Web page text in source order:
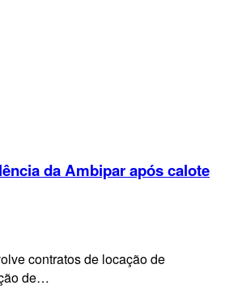
da Ambipar após calote
contratos de locação de
de…